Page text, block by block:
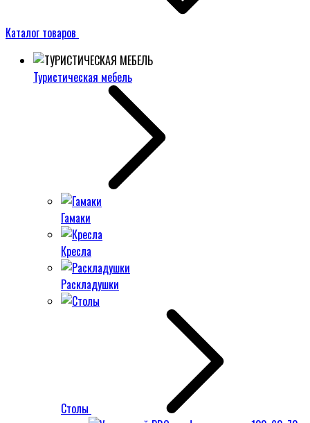
Каталог товаров
Туристическая мебель
Гамаки
Кресла
Раскладушки
Столы